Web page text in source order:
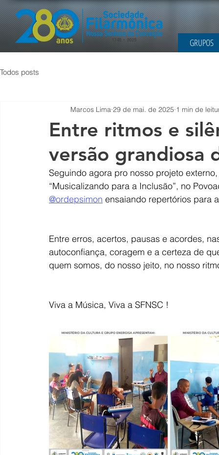
GRUPOS
Todos posts
Entre ritmos e
versão grandiosa
Marcos Lima 29 de mai. de 2025 1 min de
Seguindo agora pro nosso projeto
“Musicalizando para a Inclusão”, no
@ordepsimon ensaiando repertórios para
Entre erros, acertos, pausas e acordes,
autoconfiança, coragem e a certeza de
quem somos, do nosso jeito, no nosso
Viva a Música, Viva a SFNSC !